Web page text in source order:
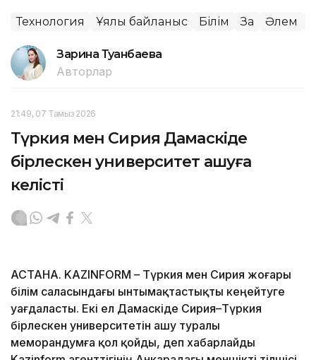
Технология Ұялы байланыс Білім Заң Әлем
Зарина Туғанбаева
Авторлар
21:49, 07 Тамыз 2026
Түркия мен Сирия Дамаскіде
бірлескен университет ашуға
келісті
АСТАНА. KAZINFORM – Түркия мен Сирия жоғары
білім саласындағы ынтымақтастықты кеңейтуге
уағдаласты. Екі ел Дамаскіде Сирия–Түркия
бірлескен университетін ашу туралы
меморандумға қол қойды, деп хабарлайды